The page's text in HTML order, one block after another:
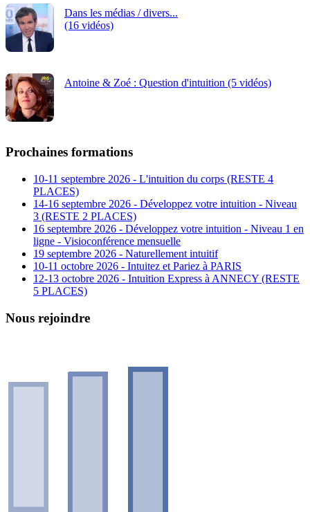
Dans les médias / divers...
(16 vidéos)
Antoine & Zoé : Question d'intuition (5 vidéos)
Prochaines formations
10-11 septembre 2026 - L'intuition du corps (RESTE 4
PLACES)
14-16 septembre 2026 - Développez votre intuition - Niveau
3 (RESTE 2 PLACES)
16 septembre 2026 - Développez votre intuition - Niveau 1 en
ligne - Visioconférence mensuelle
19 septembre 2026 - Naturellement intuitif
10-11 octobre 2026 - Intuitez et Pariez à PARIS
12-13 octobre 2026 - Intuition Express à ANNECY (RESTE
5 PLACES)
Nous rejoindre